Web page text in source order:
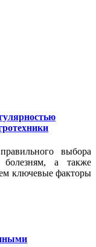
выбора
а также
ключевые факторы